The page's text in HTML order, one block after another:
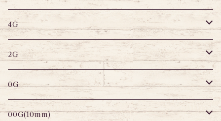
サーキュラー
スパイラル
変形ピアス
セグメントリング
へそピアス
サーキュラー
スパイラル
セグメント
バナナバーベル
セグメントリング
サーキュラーバーベル
パーツ
ラブレット
バナナバーベル
セグメントリング
プラグ
ストレートバーベル
ラブレット
セグメントリング
プラグ
キャプティブリング
ストレートバーベル
トンネル
プラグ
4G
キャプティブリング
ストレートバーベル
サーキュラー
2G
トンネル
プラグ
0G
トンネル
00G(10mm)